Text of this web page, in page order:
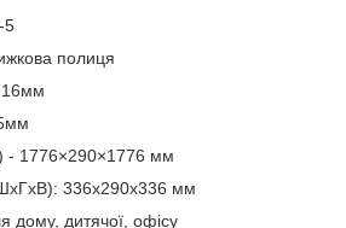
5
полиця
- 1776×290×1776 мм
336х290х336 мм
дому, дитячої, офісу